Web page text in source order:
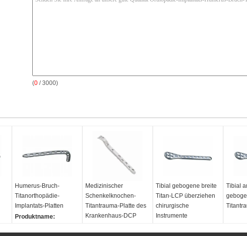
(0 / 3000)
Humerus-Bruch-
Titanorthopädie-
Implantats-Platten
Produktname:
Medizinischer
Schenkelknochen-
Titantrauma-Platte des
Krankenhaus-DCP
Tibial gebogene breite
Titan-LCP überziehen
chirurgische
Instrumente
Tibial